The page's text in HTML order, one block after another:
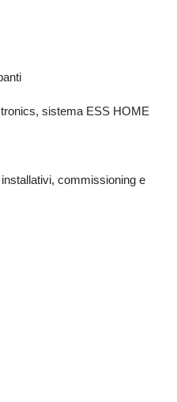
sistema ESS HOME
commissioning e